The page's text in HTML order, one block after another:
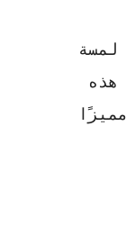
لمسة
هذه